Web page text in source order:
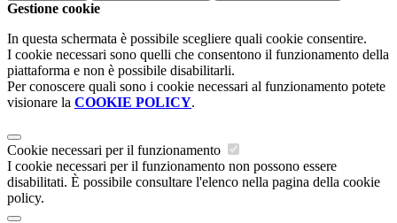
Gestione cookie
In questa schermata è possibile scegliere quali cookie consentire.
I cookie necessari sono quelli che consentono il funzionamento della
piattaforma e non è possibile disabilitarli.
Per conoscere quali sono i cookie necessari al funzionamento potete
visionare la COOKIE POLICY.
Cookie necessari per il funzionamento
I cookie necessari per il funzionamento non possono essere
disabilitati. È possibile consultare l'elenco nella pagina della cookie
policy.